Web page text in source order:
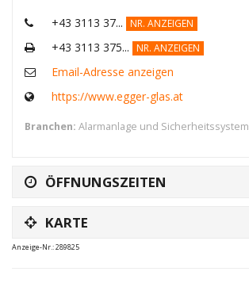
+43 3113 37... NR. ANZEIGEN
+43 3113 375... NR. ANZEIGEN
Email-Adresse anzeigen
https://www.egger-glas.at
Branchen: Alarmanlage und Sicherheitssystem
ÖFFNUNGSZEITEN
KARTE
Anzeige-Nr.: 289825